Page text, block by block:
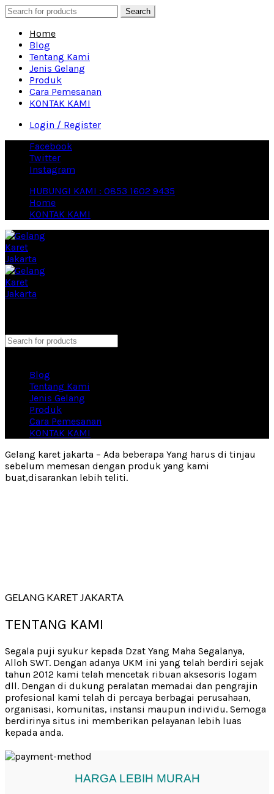
Search
Home
Blog
Tentang Kami
Jenis Gelang
Produk
Cara Pemesanan
KONTAK KAMI
Login / Register
Facebook
Twitter
Instagram
HUBUNGI KAMI : 0853 1602 9435
Home
KONTAK KAMI
Blog
Tentang Kami
Jenis Gelang
Produk
Cara Pemesanan
KONTAK KAMI
Gelang karet jakarta – Ada beberapa Yang harus di tinjau
sebelum memesan dengan produk yang kami
buat,disarankan lebih teliti.
GELANG KARET JAKARTA
TENTANG KAMI
Segala puji syukur kepada Dzat Yang Maha Segalanya,
Alloh SWT. Dengan adanya UKM ini yang telah berdiri sejak
tahun 2012 kami telah mencetak ribuan aksesoris logam
dll. Dengan di dukung peralatan memadai dan pengrajin
profesional kami telah di percaya berbagai perusahaan,
organisasi, komunitas, instansi maupun individu. Semoga
berdirinya situs ini memberikan pelayanan lebih luas
kepada anda.
HARGA LEBIH MURAH